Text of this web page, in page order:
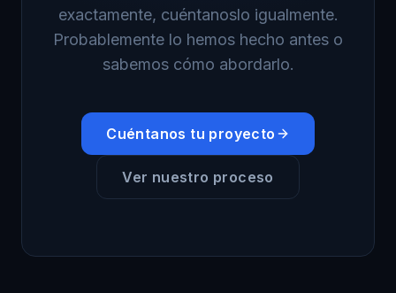
exactamente, cuéntanoslo igualmente.
Probablemente lo hemos hecho antes o
sabemos cómo abordarlo.
Cuéntanos tu proyecto
Ver nuestro proceso